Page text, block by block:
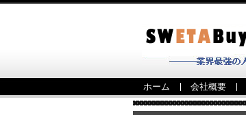
ホーム 会社概要